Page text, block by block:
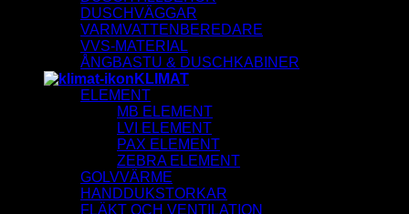
DUSCHVÄGGAR
VARMVATTENBEREDARE
VVS-MATERIAL
ÅNGBASTU & DUSCHKABINER
KLIMAT
ELEMENT
MB ELEMENT
LVI ELEMENT
PAX ELEMENT
ZEBRA ELEMENT
GOLVVÄRME
HANDDUKSTORKAR
FLÄKT OCH VENTILATION